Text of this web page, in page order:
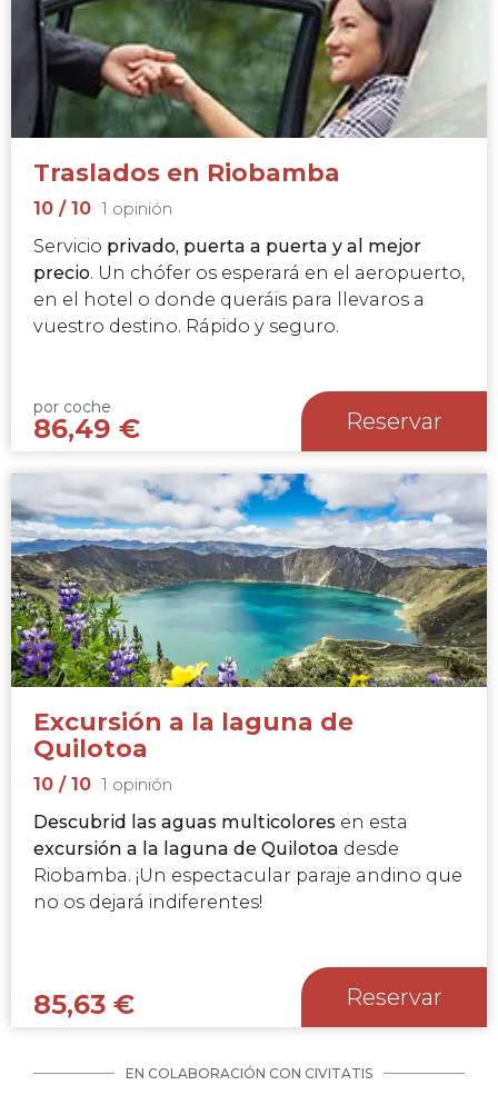
Traslados en Riobamba
10 / 10 1 opinión
Servicio privado, puerta a puerta y al mejor
precio. Un chófer os esperará en el aeropuerto,
en el hotel o donde queráis para llevaros a
vuestro destino. Rápido y seguro.
por coche
86,49 € Reservar
Excursión a la laguna de
Quilotoa
10 / 10 1 opinión
Descubrid las aguas multicolores en esta
excursión a la laguna de Quilotoa desde
Riobamba. ¡Un espectacular paraje andino que
no os dejará indiferentes!
85,63 € Reservar
EN COLABORACIÓN CON CIVITATIS